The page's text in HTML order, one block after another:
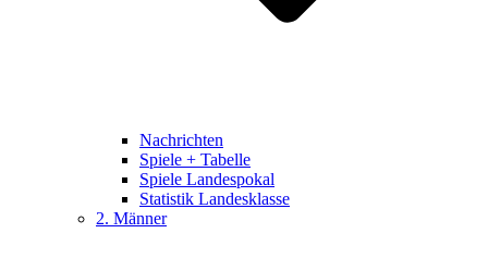
Nachrichten
Spiele + Tabelle
Spiele Landespokal
Statistik Landesklasse
2. Männer